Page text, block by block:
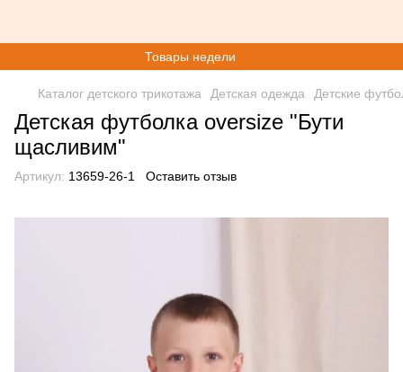
Товары недели
Каталог детского трикотажа Детская одежда Детские
Детская футболка oversize "Бути
щасливим"
Артикул: 13659-26-1 Оставить отзыв